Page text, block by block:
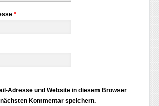
*
Adresse und Website in diesem Browser
Kommentar speichern.